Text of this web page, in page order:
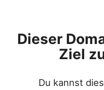
Dieser
Ziel
Du kannst